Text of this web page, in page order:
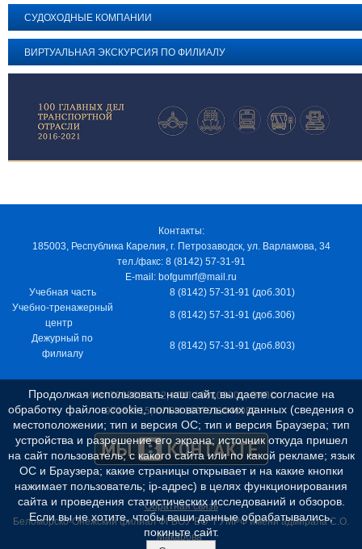
СУДОХОДНЫЕ КОМПАНИИ
ВИРТУАЛЬНАЯ ЭКСКУРСИЯ ПО ФИЛИАЛУ
Контакты:
185003, Республика Карелия, г. Петрозаводск, ул. Варламова, 34
тел./факс: 8 (8142) 57-31-91
E-mail: bofgumrf@mail.ru
Учебная часть
8 (8142) 57-31-91 (доб.301)
Учебно-тренажерный
центр
8 (8142) 57-31-91 (доб.306)
Дежурный по
филиалу
8 (8142) 57-31-91 (доб.803)
ИНН 7805029012, КПП 100103001, ОКПО
97163915, ОГРН 1037811048989
Обратная связь
Беломорско-Онежский филиал ФГБОУ ВО "ГУМРФ имени адмирала С.О.
Макарова"
Продолжая использовать наш сайт, вы даете согласие на
обработку файлов cookie, пользовательских данных (сведения о
местоположении; тип и версия ОС; тип и версия Браузера; тип
устройства и разрешение его экрана; источник откуда пришел
на сайт пользователь; с какого сайта или по какой рекламе; язык
ОС и Браузера; какие страницы открывает и на какие кнопки
нажимает пользователь; ip-адрес) в целях функционирования
сайта и проведения статистических исследований и обзоров.
Если вы не хотите, чтобы ваши данные обрабатывались,
покиньте сайт.